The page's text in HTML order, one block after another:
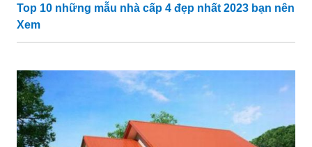
Top 10 những mẫu nhà cấp 4 đẹp nhất 2023 bạn nên
Xem